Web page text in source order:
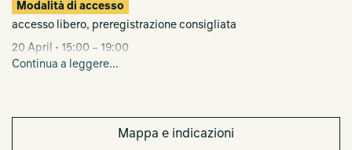
Modalità di accesso
accesso libero, preregistrazione consigliata
20 April • 15:00 – 19:00
21 – 25 April • 10:00 – 21:00
Continua a leggere...
Mappa e indicazioni